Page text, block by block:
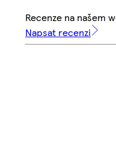
Recenze na našem
Napsat recenzi